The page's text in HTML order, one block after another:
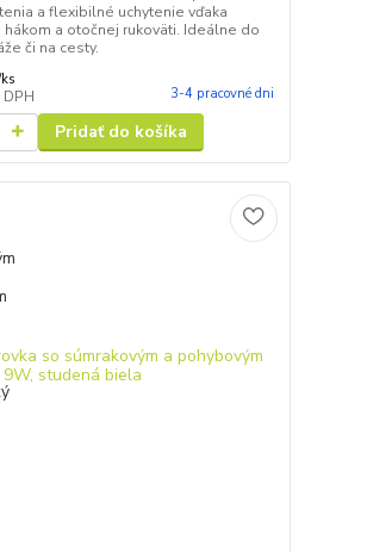
a flexibilné uchytenie vďaka
a otočnej rukoväti. Ideálne do
či na cesty.
ks
3-4 pracovné dni
Pridať do košíka